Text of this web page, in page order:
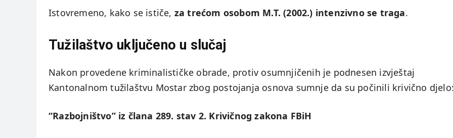
Istovremeno, kako se ističe, za trećom osobom M.T. (2002.) intenzivno se traga.
Tužilaštvo uključeno u slučaj
Nakon provedene kriminalističke obrade, protiv osumnjičenih je podnesen izvještaj
Kantonalnom tužilaštvu Mostar zbog postojanja osnova sumnje da su počinili krivično djelo:
“Razbojništvo” iz člana 289. stav 2. Krivičnog zakona FBiH